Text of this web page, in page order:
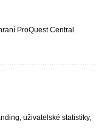
ProQuest Central
uživatelské statistiky,